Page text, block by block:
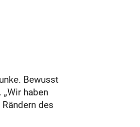
Bewusst
haben
des